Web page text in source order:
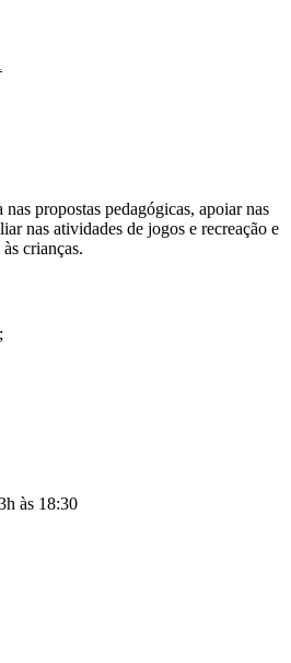
propostas pedagógicas, apoiar nas
nas atividades de jogos e recreação e
crianças.
às 18:30